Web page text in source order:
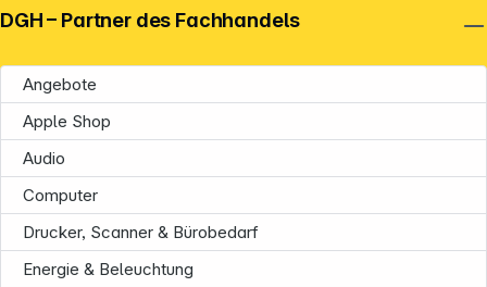
Angebote
Apple Shop
Audio
Computer
Drucker, Scanner & Bürobedarf
Energie & Beleuchtung
DGH – Partner des Fachhandels